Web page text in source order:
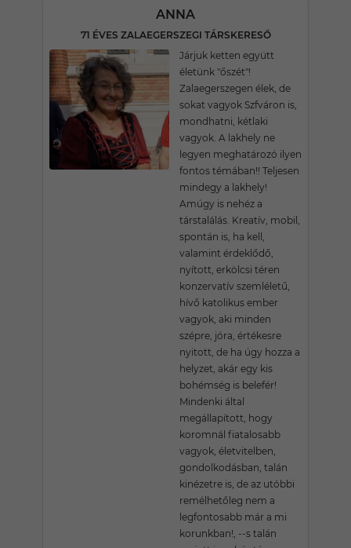
ANNA
71 ÉVES ZALAEGERSZEGI TÁRSKERESŐ
Járjuk ketten együtt
életünk "őszét"!
Zalaegerszegen élek, de
sokat vagyok Szfváron is,
mondhatni, kétlaki
vagyok. A lakhely ne
legyen meghatározó ilyen
fontos témában!! Teljesen
mindegy a lakhely!
Amúgy is nehéz a
társtalálás. Kreatív, mobil,
spontán is, ha kell,
valamint érdeklődő,
nyított, erkölcsi téren
konzervatív szemléletű,
hívő katolikus ember
vagyok, aki minden
szépre, jóra, értékesre
nyitott, de ha úgy hozza a
helyzet, akár egy kis
bohémség is belefér!
Mindenki által
megállapított, hogy
koromnál fiatalosabb
vagyok, életvitelben,
gondolkodásban, talán
kinézetre is, de az utóbbi
remélhetőleg nem a
legfontosabb már a mi
korunkban!, --s talán